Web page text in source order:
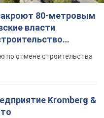
80-метровым
власти
по отмене строительства
Kromberg &